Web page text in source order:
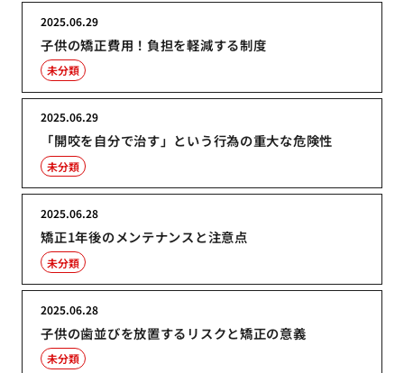
子供の矯正費用！負担を軽減する制度
2025.06.29
未分類
「開咬を自分で治す」という行為の重大な危険性
2025.06.29
未分類
矯正1年後のメンテナンスと注意点
2025.06.28
未分類
子供の歯並びを放置するリスクと矯正の意義
2025.06.28
未分類